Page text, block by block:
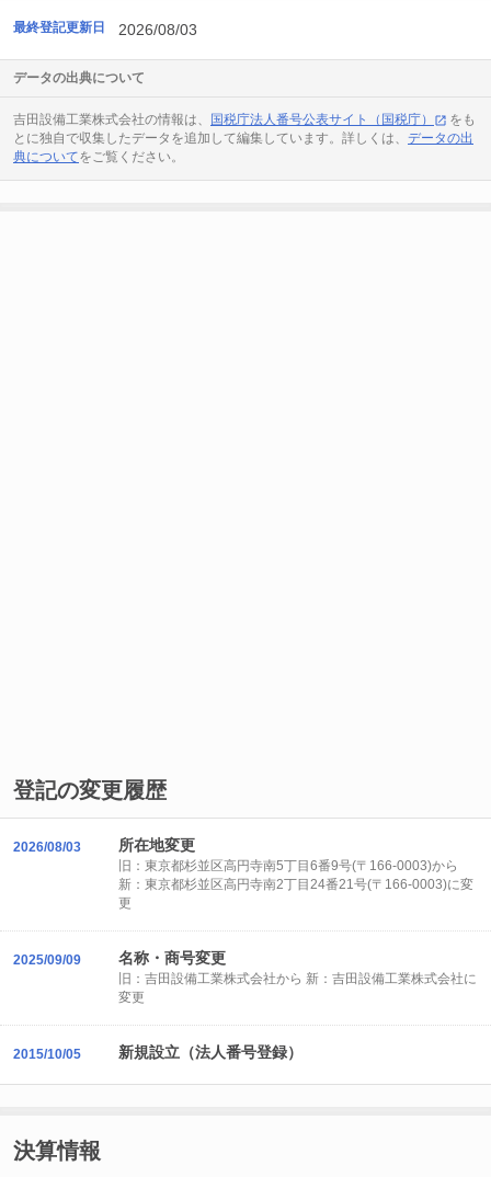
最終登記更新日 2026/08/03
データの出典について
吉田設備工業株式会社の情報は、 国税庁法人番号公表サイト（国税庁）
をも
とに独自で収集したデータを追加して編集しています。詳しくは、 データの出
典についてをご覧ください。
登記の変更履歴
2026/08/03 所在地変更
旧：東京都杉並区高円寺南5丁目6番9号(〒166-0003)から
新：東京都杉並区高円寺南2丁目24番21号(〒166-0003)に変
更
2025/09/09 名称・商号変更
旧：吉田設備工業株式会社から 新：吉田設備工業株式会社に
変更
2015/10/05 新規設立（法人番号登録）
決算情報